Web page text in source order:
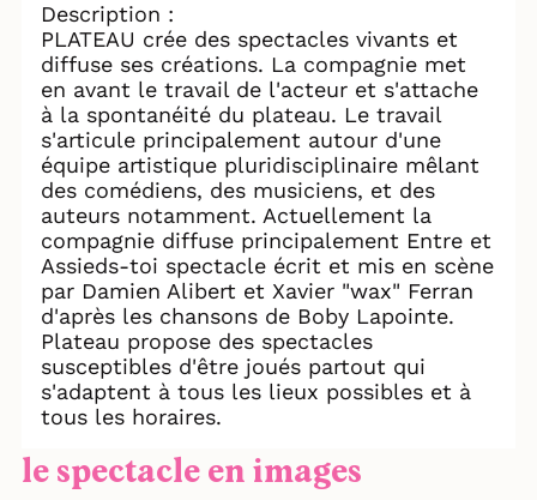
Description :
PLATEAU crée des spectacles vivants et
diffuse ses créations. La compagnie met
en avant le travail de l'acteur et s'attache
à la spontanéité du plateau. Le travail
s'articule principalement autour d'une
équipe artistique pluridisciplinaire mêlant
des comédiens, des musiciens, et des
auteurs notamment. Actuellement la
compagnie diffuse principalement Entre et
Assieds-toi spectacle écrit et mis en scène
par Damien Alibert et Xavier "wax" Ferran
d'après les chansons de Boby Lapointe.
Plateau propose des spectacles
susceptibles d'être joués partout qui
s'adaptent à tous les lieux possibles et à
tous les horaires.
le spectacle en images